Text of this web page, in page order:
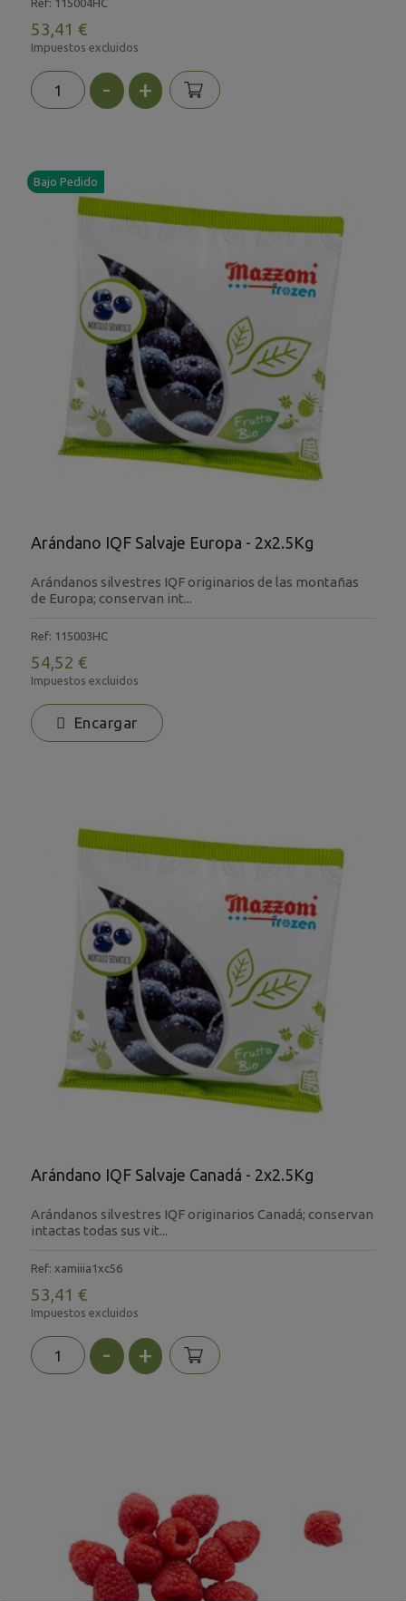
Ref: 115004HC
53,41 €
Impuestos excluidos
- +
Arándano IQF Salvaje Europa - 2x2.5Kg
Arándanos silvestres IQF originarios de las montañas
de Europa; conservan int...
Ref: 115003HC
54,52 €
Impuestos excluidos
Encargar
Bajo Pedido
Arándano IQF Salvaje Canadá - 2x2.5Kg
Arándanos silvestres IQF originarios Canadá; conservan
intactas todas sus vit...
Ref: xamiiia1xc56
53,41 €
Impuestos excluidos
- +